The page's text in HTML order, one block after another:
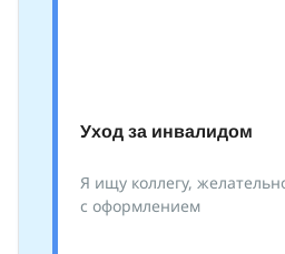
Уход за инвалидом
Я ищу коллегу,
с оформлением